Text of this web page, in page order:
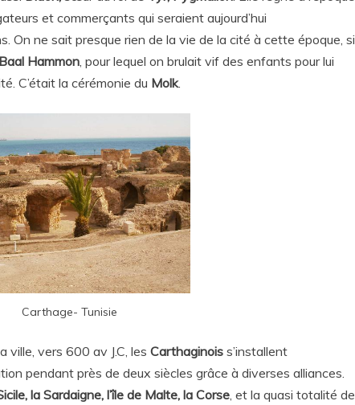
et commerçants qui seraient aujourd’hui
On ne sait presque rien de la vie de la cité à cette époque, si
Baal Hammon , pour lequel on brulait vif des enfants pour lui
C’était la cérémonie du Molk.
Carthage- Tunisie
ville, vers 600 av J.C, les Carthaginois s’installent
pendant près de deux siècles grâce à diverses alliances.
la Sardaigne, l’île de Malte, la Corse , et la quasi totalité de